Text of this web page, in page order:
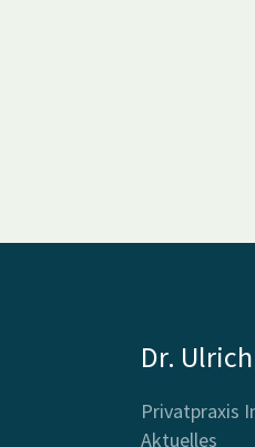
Dr.
Privatpraxis
Aktuelles